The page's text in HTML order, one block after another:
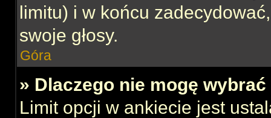
limitu) i w końcu
swoje głosy.
Góra
» Dlaczego nie mogę
Limit opcji w ankiecie jest